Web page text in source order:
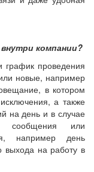
компании?
проведения
новые, например
в котором
а также
на день и в случае
сообщения или
например день
выхода на работу в